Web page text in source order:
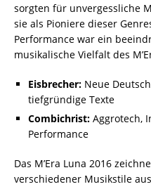
sorgten für unvergessliche
sie als Pioniere dieser
Performance war ein
musikalische Vielfalt des
Eisbrecher: Neue
tiefgründige Texte
Combichrist: Aggrotech,
Performance
Das M’Era Luna 2016
verschiedener Musikstile